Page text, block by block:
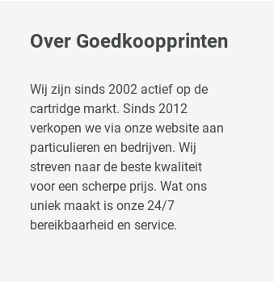
Over Goedkoopprinten
Wij zijn sinds 2002 actief op de
cartridge markt. Sinds 2012
verkopen we via onze website aan
particulieren en bedrijven. Wij
streven naar de beste kwaliteit
voor een scherpe prijs. Wat ons
uniek maakt is onze 24/7
bereikbaarheid en service.